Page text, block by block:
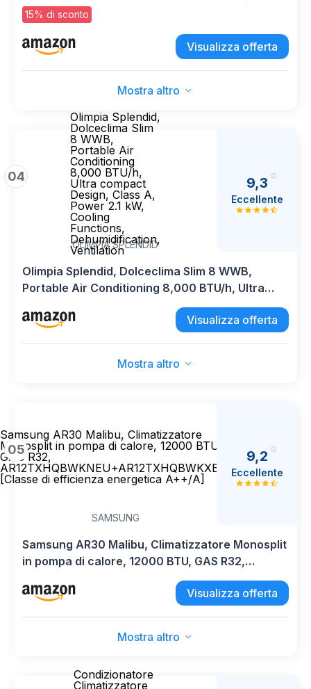
Condizionatore Fisso Classe di efficienza
A++/A+, Kit Wi-Fi incluso, GAS R32, TROPICAL
12K
15% di sconto
Visualizza offerta
Mostra altro
04
Olimpia Splendid,
Dolceclima Slim
8 WWB,
Portable Air
Conditioning
8,000 BTU/h,
Ultra compact
Design, Class A,
Power 2.1 kW,
Cooling
Functions,
Dehumidification,
Ventilation
OLIMPIA SPLENDID
9,3
Eccellente
Olimpia Splendid, Dolceclima Slim 8 WWB,
Portable Air Conditioning 8,000 BTU/h, Ultra
compact Design, Class A, Power 2.1 kW, Cooling
Functions, Dehumidification, Ventilation
Visualizza offerta
Mostra altro
05
Samsung AR30 Malibu, Climatizzatore
Monosplit in pompa di calore, 12000 BTU,
GAS R32,
AR12TXHQBWKNEU+AR12TXHQBWKXEU,
[Classe di efficienza energetica A++/A]
SAMSUNG
9,2
Eccellente
Samsung AR30 Malibu, Climatizzatore Monosplit
in pompa di calore, 12000 BTU, GAS R32,
AR12TXHQBWKNEU+AR12TXHQBWKXEU,
[Classe di efficienza energetica A++/A]
Visualizza offerta
Mostra altro
Condizionatore
Climatizzatore